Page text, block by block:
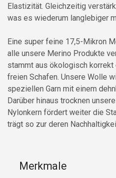
Elastizität. Gleichzeitig
was es wiederum langlebiger
Eine super feine 17,5-Mikron
alle unsere Merino Produkte
stammt aus ökologisch korrekt
freien Schafen. Unsere Wolle
speziellen Garn mit einem
Darüber hinaus trocknen
Nylonkern fördert weiter die
trägt so zur deren
Merkmale